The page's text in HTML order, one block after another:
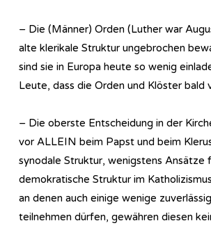
– Die (Männer) Orden (Luther war
alte klerikale Struktur ungebrochen
sind sie in Europa heute so wenig
Leute, dass die Orden und Klöster bald
– Die oberste Entscheidung in der
vor ALLEIN beim Papst und beim
synodale Struktur, wenigstens Ansätze
demokratische Struktur im
an denen auch einige wenige
teilnehmen dürfen, gewähren diesen